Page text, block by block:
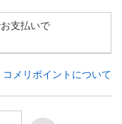
支払いで
コメリポイントについて